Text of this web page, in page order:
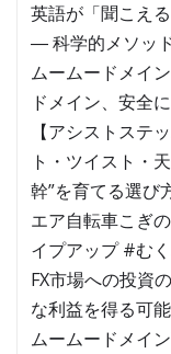
英語が「聞こえ
― 科学的メソッ
ムームードメイ
ドメイン、安全
【アシストステ
ト・ツイスト・
幹”を育てる選び
エア自転車こぎ
イプアップ #む
FX市場への投資
な利益を得る可
ムームードメイ